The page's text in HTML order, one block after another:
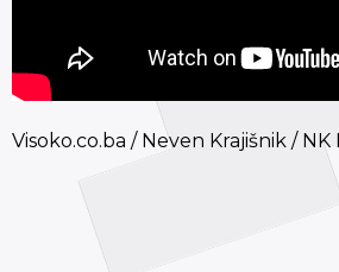
Visoko.co.ba / Neven Krajišnik / NK